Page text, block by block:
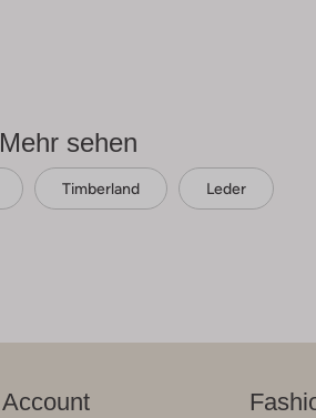
Mehr sehen
Timberland Leder
Account